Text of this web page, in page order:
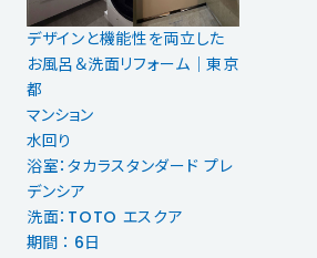
デザインと機能性を両立した
お風呂＆洗面リフォーム｜東京
都
マンション
水回り
浴室：タカラスタンダード プレ
デンシア
洗面：TOTO エスクア
期間 ： 6日